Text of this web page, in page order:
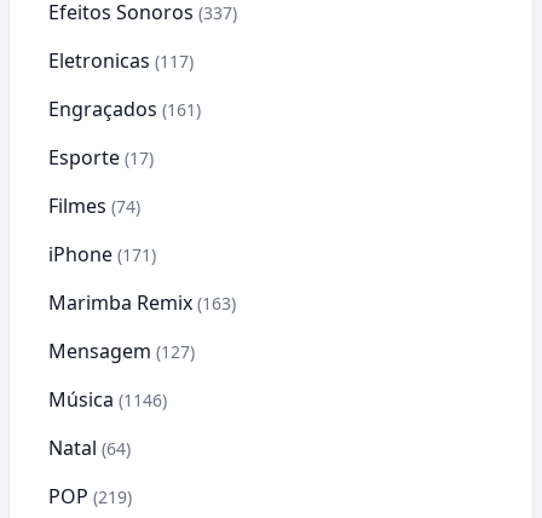
Efeitos Sonoros (337)
Eletronicas (117)
Engraçados (161)
Esporte (17)
Filmes (74)
iPhone (171)
Marimba Remix (163)
Mensagem (127)
Música (1146)
Natal (64)
POP (219)